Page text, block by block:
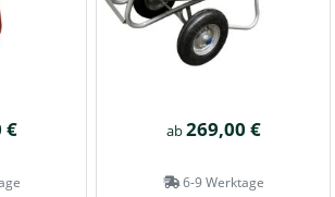
€ ab269,00 €
6-9 Werktage